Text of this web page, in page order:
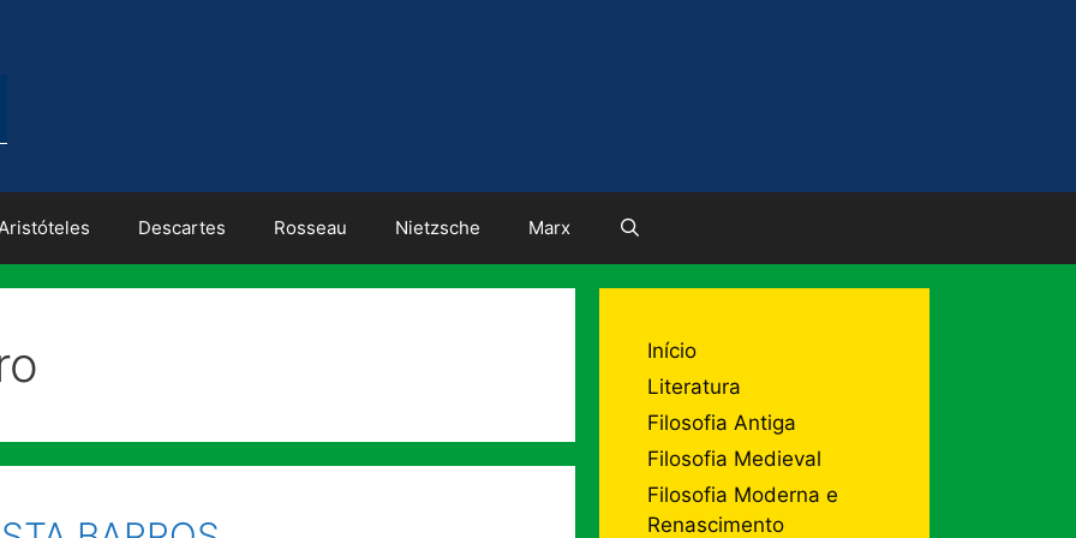
Descartes Rosseau Nietzsche Marx
Início
Literatura
Filosofia Antiga
Filosofia Medieval
Filosofia Moderna e
Renascimento